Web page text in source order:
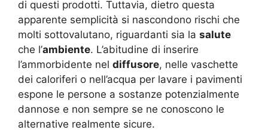
di questi prodotti. Tuttavia, dietro questa
apparente semplicità si nascondono rischi che
molti sottovalutano, riguardanti sia la salute
che l’ambiente. L’abitudine di inserire
l’ammorbidente nel diffusore, nelle vaschette
dei caloriferi o nell’acqua per lavare i pavimenti
espone le persone a sostanze potenzialmente
dannose e non sempre se ne conoscono le
alternative realmente sicure.